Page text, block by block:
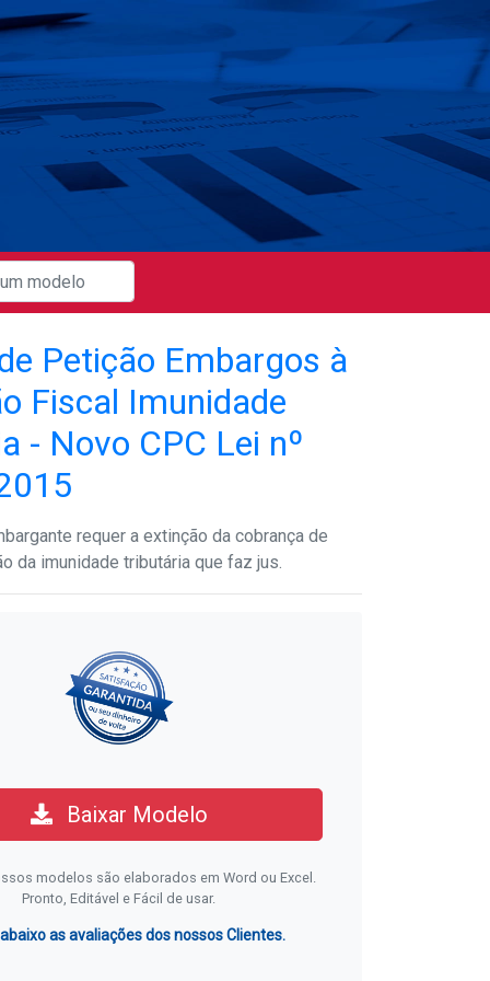
Petição Embargos à
Fiscal Imunidade
- Novo CPC Lei nº
requer a extinção da cobrança de
da imunidade tributária que faz jus.
Baixar Modelo
modelos são elaborados em Word ou Excel.
Pronto, Editável e Fácil de usar.
abaixo as avaliações dos nossos Clientes.